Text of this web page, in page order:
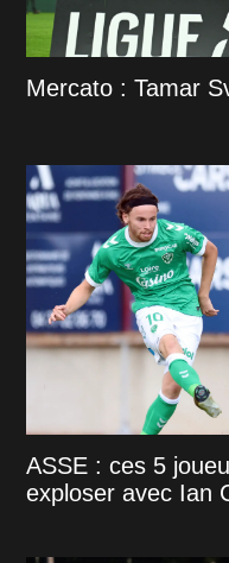
Mercato : Tamar
ASSE : ces 5
exploser avec Ian